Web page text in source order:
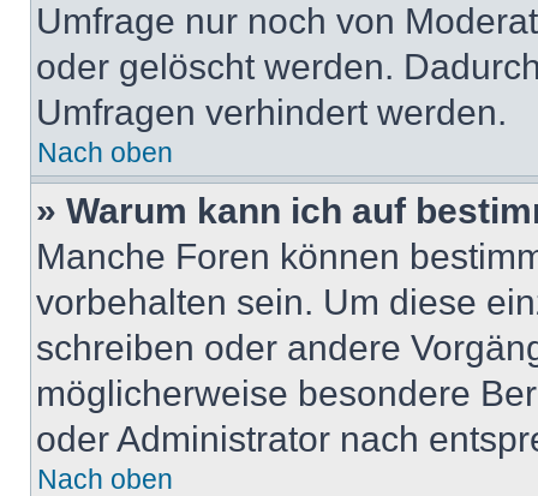
Umfrage nur noch von
oder gelöscht werden.
Umfragen verhindert werden.
Nach oben
» Warum kann ich auf
Manche Foren können
vorbehalten sein. Um diese
schreiben oder andere
möglicherweise besondere
oder Administrator nach
Nach oben